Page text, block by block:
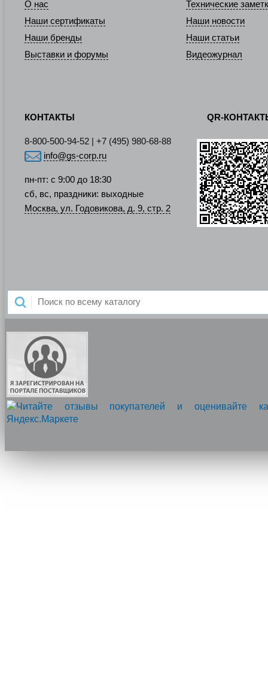
О нас
Наши сертификаты
Наши бренды
Выставки и форумы
Технические
Наши новости
Наши статьи
Видеожурнал
КОНТАКТЫ
8-800-500-94-52 | +7 (495) 980-68-88
info@gs-corp.ru
пн-пт: с 9:00 до 18:30
сб, вс, праздники: выходные
Москва, ул. Годовикова, д. 9, стр. 2
QR-